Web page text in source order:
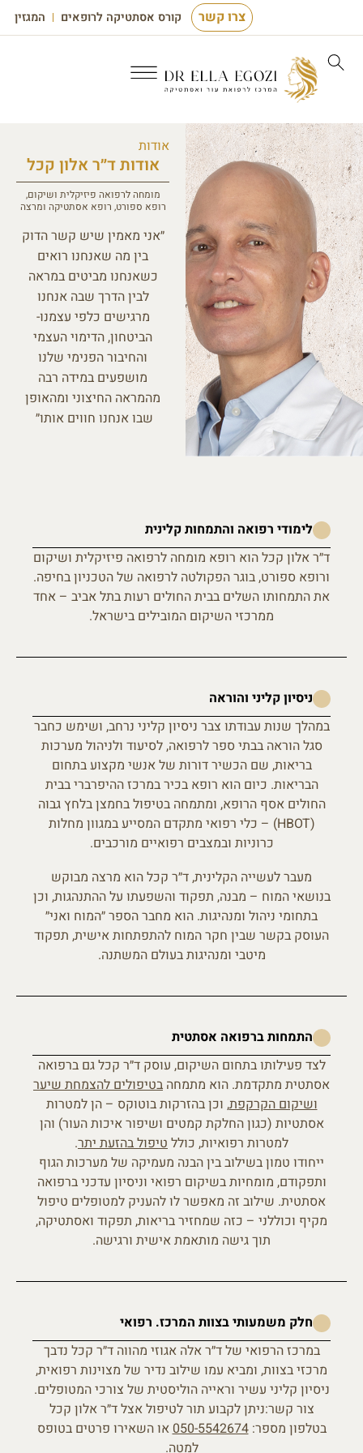
קורס אסתטיקה לרופאים המגזין צרו קשר
אודות
אודות ד״ר אלון קכל
מומחה לרפואה פיזיקלית ושיקום,
רופא ספורט, רופא אסתטיקה ומרצה
״אני מאמין שיש קשר הדוק
בין מה שאנחנו רואים
כשאנחנו מביטים במראה
לבין הדרך שבה אנחנו
מרגישים כלפי עצמנו-
הביטחון, הדימוי העצמי
והחיבור הפנימי שלנו
מושפעים במידה רבה
מהמראה החיצוני ומהאופן
שבו אנחנו חווים אותו״
לימודי רפואה והתמחות קלינית
ד״ר אלון קכל הוא רופא מומחה לרפואה פיזיקלית ושיקום
ורופא ספורט, בוגר הפקולטה לרפואה של הטכניון בחיפה.
את התמחותו השלים בבית החולים רעות בתל אביב – אחד
ממרכזי השיקום המובילים בישראל.
ניסיון קליני והוראה
במהלך שנות עבודתו צבר ניסיון קליני נרחב, ושימש כחבר
סגל הוראה בבתי ספר לרפואה, לסיעוד ולניהול מערכות
בריאות, שם הכשיר דורות של אנשי מקצוע בתחום
הבריאות. כיום הוא רופא בכיר במרכז ההיפרברי בבית
החולים אסף הרופא, ומתמחה בטיפול בחמצן בלחץ גבוה
(HBOT) – כלי רפואי מתקדם המסייע במגוון מחלות
כרוניות ובמצבים רפואיים מורכבים.
מעבר לעשייה הקלינית, ד״ר קכל הוא מרצה מבוקש
בנושאי המוח – מבנה, תפקוד והשפעתו על ההתנהגות, וכן
בתחומי ניהול ומנהיגות. הוא מחבר הספר ״המוח ואני״
העוסק בקשר שבין חקר המוח להתפתחות אישית, תפקוד
מיטבי ומנהיגות בעולם המשתנה.
התמחות ברפואה אסתטית
לצד פעילותו בתחום השיקום, עוסק ד״ר קכל גם ברפואה
אסתטית מתקדמת. הוא מתמחה בטיפולים להצמחת שיער
ושיקום הקרקפת, וכן בהזרקות בוטוקס – הן למטרות
אסתטיות (כגון החלקת קמטים ושיפור איכות העור) והן
למטרות רפואיות, כוללטיפול בהזעת יתר.
ייחודו טמון בשילוב בין הבנה מעמיקה של מערכות הגוף
ותפקודם, מומחיות בשיקום רפואי וניסיון עדכני ברפואה
אסתטית. שילוב זה מאפשר לו להעניק למטופלים טיפול
מקיף וכוללני – כזה שמחזיר בריאות, תפקוד ואסתטיקה,
תוך גישה מותאמת אישית ורגישה.
חלק משמעותי בצוות המרכז. רפואי
במרכז הרפואי של ד״ר אלה אגוזי מהווה ד״ר קכל נדבך
מרכזי בצוות, ומביא עמו שילוב נדיר של מצוינות רפואית,
ניסיון קליני עשיר וראייה הוליסטית של צורכי המטופלים.
צור קשר:ניתן לקבוע תור לטיפול אצל ד״ר אלון קכל
בטלפון מספר:050-5542674או השאירו פרטים בטופס
למטה.